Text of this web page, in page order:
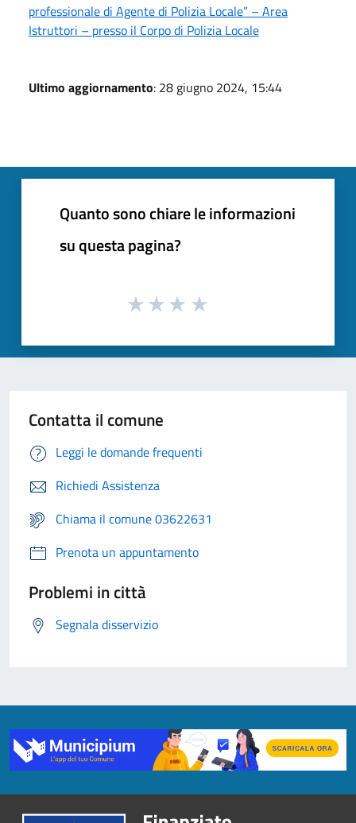
professionale di Agente di Polizia Locale” – Area
Istruttori – presso il Corpo di Polizia Locale
Ultimo aggiornamento: 28 giugno 2024, 15:44
Quanto sono chiare le informazioni
su questa pagina?
Contatta il comune
Leggi le domande frequenti
Richiedi Assistenza
Chiama il comune 03622631
Prenota un appuntamento
Problemi in città
Segnala disservizio